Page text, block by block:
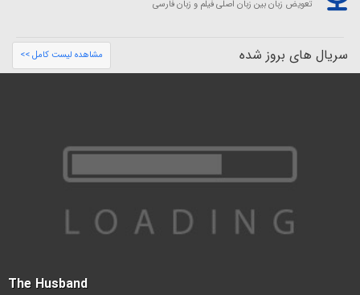
تعویض زبان بین زبان اصلی فیلم و زبان فارسی
سریال های بروز شده مشاهده لیست کامل >>
The Husband